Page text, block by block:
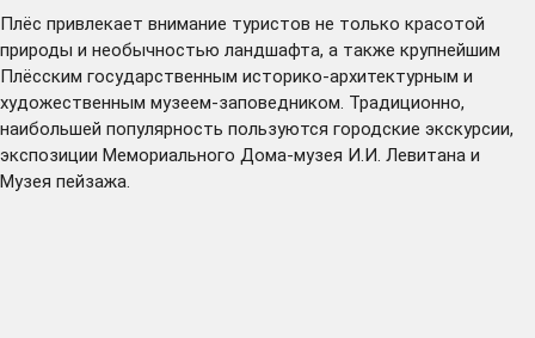
Плёс привлекает внимание туристов не только красотой
природы и необычностью ландшафта, а также крупнейшим
Плёсским государственным историко-архитектурным и
художественным музеем-заповедником. Традиционно,
наибольшей популярность пользуются городские экскурсии,
экспозиции Мемориального Дома-музея И.И. Левитана и
Музея пейзажа.